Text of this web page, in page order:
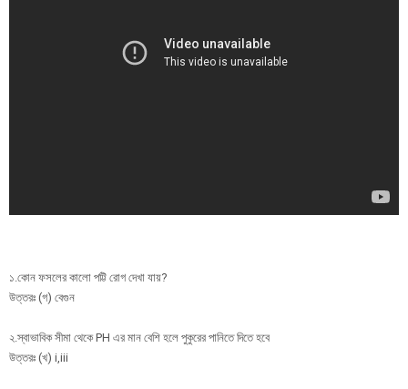
১.কোন ফসলের কালো পট্টি রোগ দেখা যায়?
উত্তরঃ (গ) বেগুন
২.স্বাভাবিক সীমা থেকে PH এর মান বেশি হলে পুকুরের পানিতে দিতে হবে
উত্তরঃ (খ) i,iii